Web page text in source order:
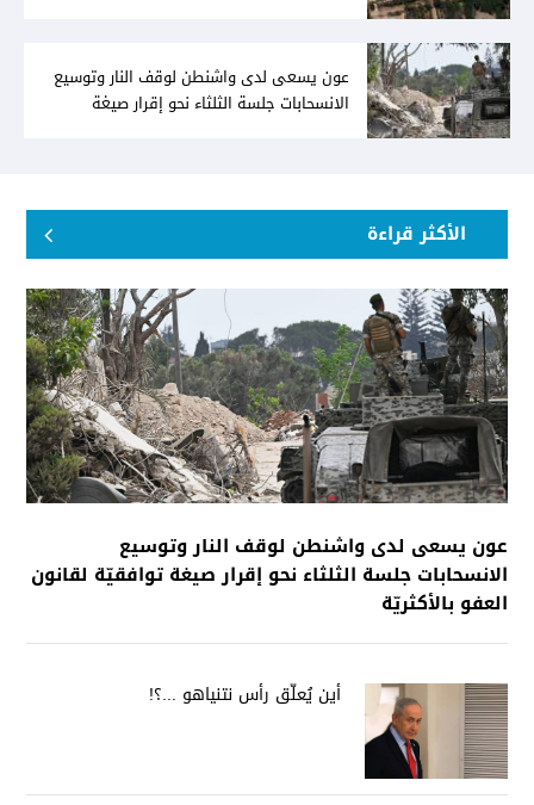
عون يسعى لدى واشنطن لوقف النار وتوسيع
الانسحابات جلسة الثلثاء نحو إقرار صيغة
الأكثر قراءة
عون يسعى لدى واشنطن لوقف النار وتوسيع
الانسحابات جلسة الثلثاء نحو إقرار صيغة توافقيّة لقانون
العفو بالأكثريّة
أين يُعلّق رأس نتنياهو ...؟!